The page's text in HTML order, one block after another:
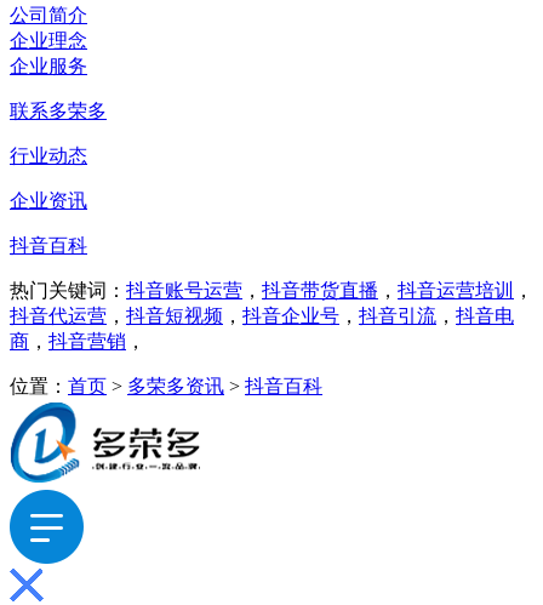
公司简介
企业理念
企业服务
联系多荣多
行业动态
企业资讯
抖音百科
热门关键词： 抖音账号运营 ， 抖音带货直播 ， 抖音运营培训
，
抖音代运营 ， 抖音短视频 ， 抖音企业号 ， 抖音引流 ， 抖音电
商 ， 抖音营销 ，
位置： 首页 > 多荣多资讯 > 抖音百科